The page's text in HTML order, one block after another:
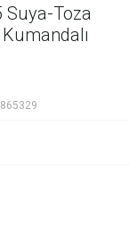
Suya-Toza